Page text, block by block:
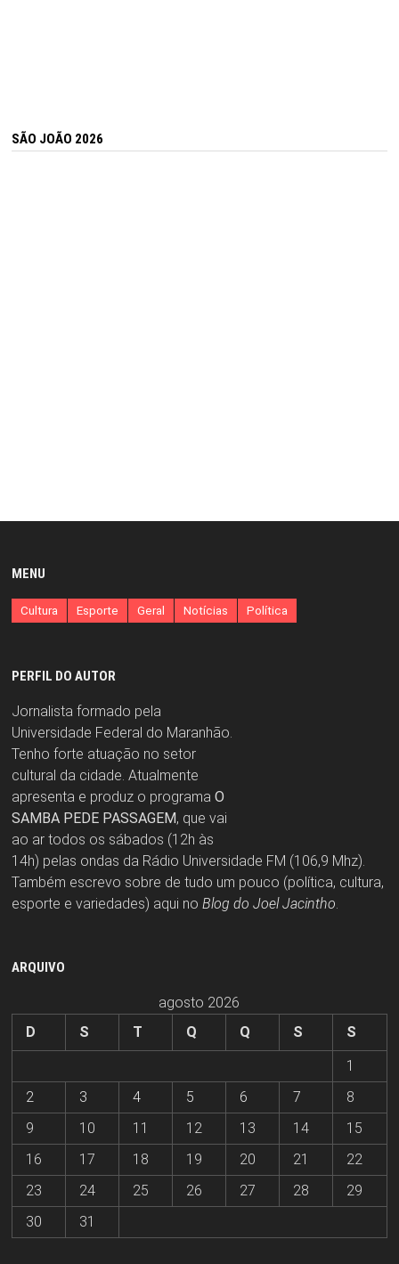
SÃO JOÃO 2026
MENU
Cultura Esporte Geral Notícias Política
PERFIL DO AUTOR
Jornalista formado pela
Universidade Federal do Maranhão.
Tenho forte atuação no setor
cultural da cidade. Atualmente
apresenta e produz o programa O
SAMBA PEDE PASSAGEM, que vai
ao ar todos os sábados (12h às
14h) pelas ondas da Rádio Universidade FM (106,9 Mhz).
Também escrevo sobre de tudo um pouco (política, cultura,
esporte e variedades) aqui no Blog do Joel Jacintho.
ARQUIVO
agosto 2026
D
S T Q Q S
S
1
2
3 4 5 6 7
8
9
10 11 12 13 14
15
16
17 18 19 20 21
22
23
24 25 26 27 28
29
30
31